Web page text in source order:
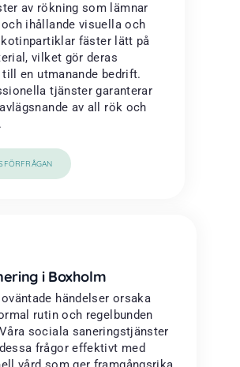
av rökning som lämnar
ihållande visuella och
fäster lätt på
vilket gör deras
en utmanande bedrift.
tjänster garanterar
av all rök och
i Boxholm
händelser orsaka
rutin och regelbunden
sociala saneringstjänster
frågor effektivt med